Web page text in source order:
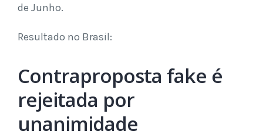
de Junho.
Resultado no Brasil:
Contraproposta fake é
rejeitada por
unanimidade